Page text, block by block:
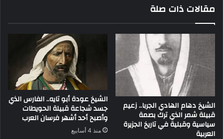
مقالات ذات صلة
الشيخ دهام الهادي الجربا.. زعيم
قبيلة شمر الذي ترك بصمة
سياسية وقبلية في تاريخ الجزيرة
العربية
الشيخ عودة أبو تايه.. الفارس الذي
جسد شجاعة قبيلة الحويطات
وأصبح أحد أشهر فرسان العرب
منذ 4 أسابيع